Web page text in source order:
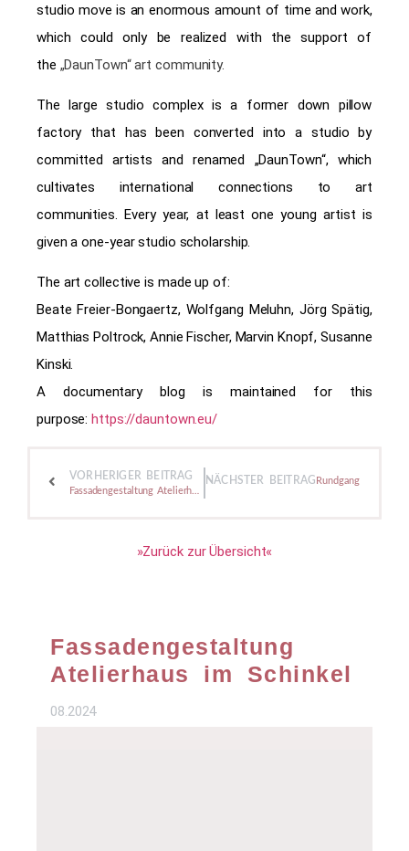
studio move is an enormous amount of time and work,
which could only be realized with the support of
the „DaunTown“art community.
The large studio complex is a former down pillow
factory that has been converted into a studio by
committed artists and renamed „DaunTown“, which
cultivates international connections to art
communities. Every year, at least one young artist is
given a one-year studio scholarship.
The art collective is made up of:
Beate Freier-Bongaertz, Wolfgang Meluhn, Jörg Spätig,
Matthias Poltrock, Annie Fischer, Marvin Knopf, Susanne
Kinski.
A documentary blog is maintained for this
purpose: https://dauntown.eu/
VORHERIGER BEITRAG NÄCHSTER BEITRAG Rundgang 2025:
»Zurück zur Übersicht«
Fassadengestaltung
Atelierhaus im Schinkel
08.2024